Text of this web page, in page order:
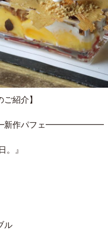
ご紹介】
作パフェ━━━━━━━
。』
ル